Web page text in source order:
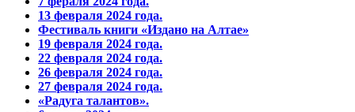
13 февраля 2024 года.
Фестиваль книги «Издано на Алтае»
19 февраля 2024 года.
22 февраля 2024 года.
26 февраля 2024 года.
27 февраля 2024 года.
«Радуга талантов».